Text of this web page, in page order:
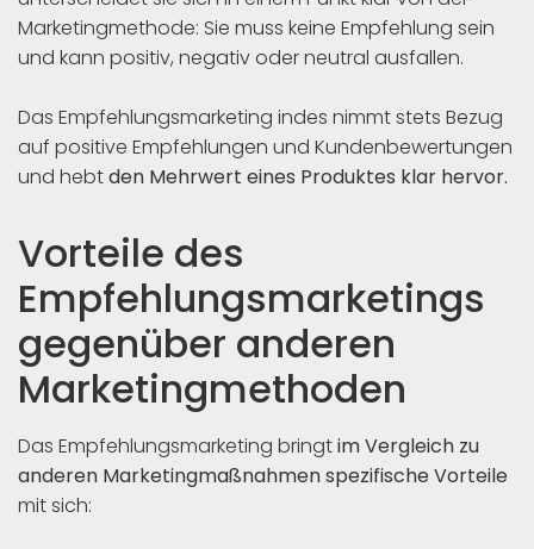
Marketingmethode: Sie muss keine Empfehlung sein
und kann positiv, negativ oder neutral ausfallen.
Das Empfehlungsmarketing indes nimmt stets Bezug
auf positive Empfehlungen und Kundenbewertungen
und hebtden Mehrwert eines Produktes klar hervor.
Vorteile des
Empfehlungsmarketings
gegenüber anderen
Marketingmethoden
Das Empfehlungsmarketing bringtim Vergleich zu
anderen Marketingmaßnahmen spezifische Vorteile
mit sich: